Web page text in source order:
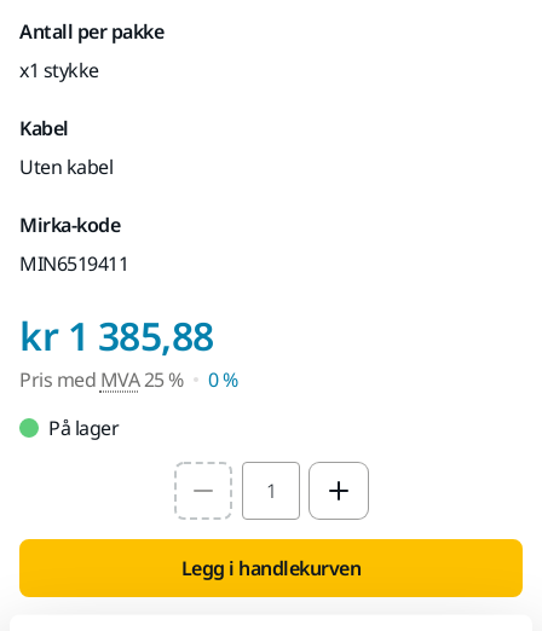
Antall per pakke
x1 stykke
Kabel
Uten kabel
Mirka-kode
MIN6519411
kr 1 385,88Pris med MVA 25
Pris med MVA25 %
0 %
På lager
Select quantity value
Legg i handlekurven